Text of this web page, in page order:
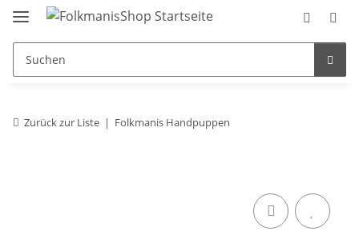
Zurück zur Liste Folkmanis Handpuppen